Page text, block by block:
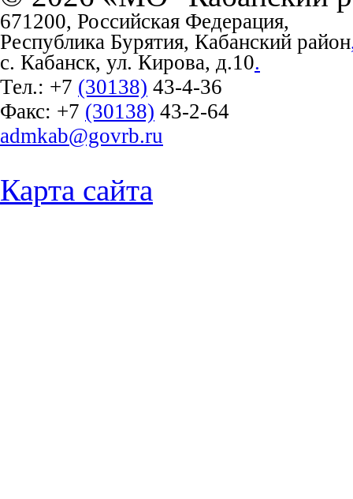
671200, Российская Федерация,
Республика Бурятия, Кабанский район
с. Кабанск, ул. Кирова, д.10.
Тел.: +7 (30138) 43-4-36
Факс: +7 (30138) 43-2-64
admkab@govrb.ru
Карта сайта